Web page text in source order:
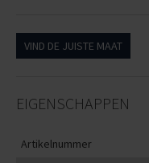
VIND DE JUISTE MAAT
EIGENSCHAPPEN
Artikelnummer